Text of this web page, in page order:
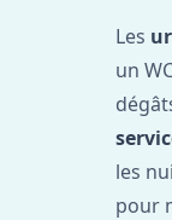
Les
un
les
pour